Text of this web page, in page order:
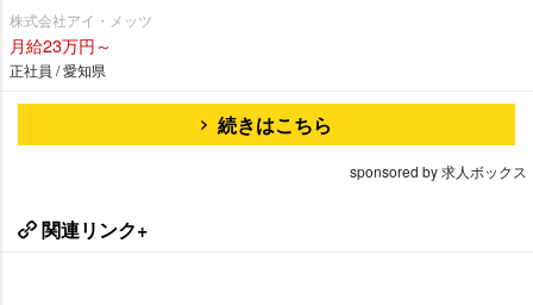
株式会社アイ・メッツ
月給23万円～
正社員 / 愛知県
続きはこちら
sponsored by 求人ボックス
関連リンク+